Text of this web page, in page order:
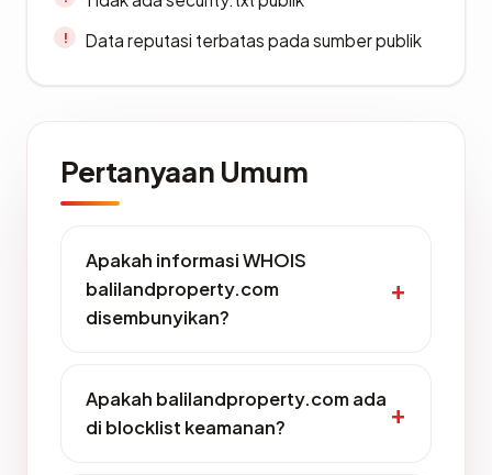
Data reputasi terbatas pada sumber publik
Pertanyaan Umum
Apakah informasi WHOIS
balilandproperty.com
disembunyikan?
Apakah balilandproperty.com ada
di blocklist keamanan?